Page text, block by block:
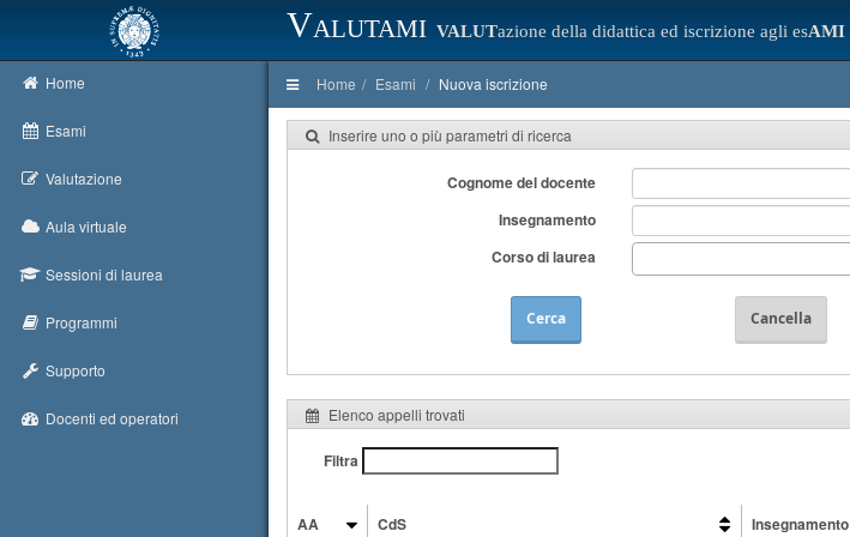
Valutami VALUTazione della didattica ed iscrizione agli esAMI
Home
Esami
Valutazione
Aula virtuale
Sessioni di laurea
Programmi
Supporto
Docenti ed operatori
Home Esami Nuova iscrizione
Inserire uno o più parametri di ricerca
Cognome del docente
Insegnamento
Corso di laurea
Cerca Cancella
Elenco appelli trovati
Filtra
AA CdS Insegnamento